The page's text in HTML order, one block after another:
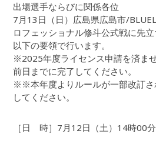
出場選手ならびに関係各位
7月13日（日）広島県広島市/
ロフェッショナル修斗公式戦に先
以下の要領で行います。
※2025年度ライセンス申請を済ま
前日までに完了してください。
※※本年度よりルールが一部改訂さ
してください。
［日 時］7月12日（土）14時00